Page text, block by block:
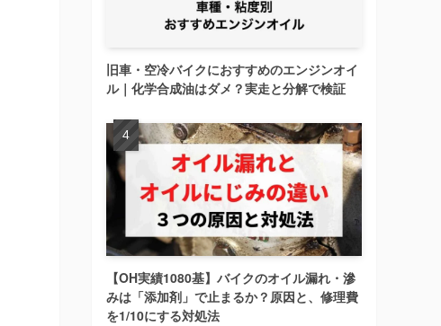
旧車・空冷バイクにおすすめのエンジンオイ
ル｜化学合成油はダメ？実走と分解で検証
【OH実績1080基】バイクのオイル漏れ・滲
みは「添加剤」で止まるか？原因と、修理費
を1/10にする対処法